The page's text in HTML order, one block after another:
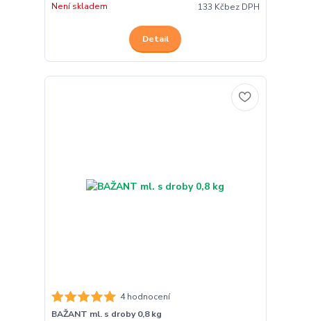
133 Kčbez DPH
Není skladem
Detail
4 hodnocení
BAŽANT ml. s droby 0,8 kg